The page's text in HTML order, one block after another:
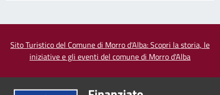
Sito Turistico del Comune di Morro d'Alba: Scopri la storia, le
iniziative e gli eventi del comune di Morro d'Alba